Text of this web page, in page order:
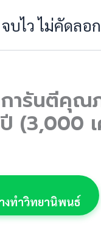
บไว ไม่คัดลอก
ารันตีคุ
(3,000
งทำวิทยานิพนธ์